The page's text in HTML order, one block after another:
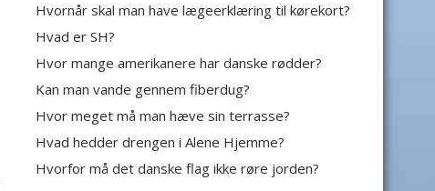
Hvornår skal man have lægeerklæring til kørekort?
Hvad er SH?
Hvor mange amerikanere har danske rødder?
Kan man vande gennem fiberdug?
Hvor meget må man hæve sin terrasse?
Hvad hedder drengen i Alene Hjemme?
Hvorfor må det danske flag ikke røre jorden?